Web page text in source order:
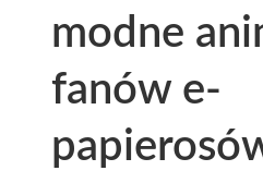
modne
fanów e-